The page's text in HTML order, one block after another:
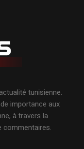
tunisienne.
importance aux
à travers la
commentaires.